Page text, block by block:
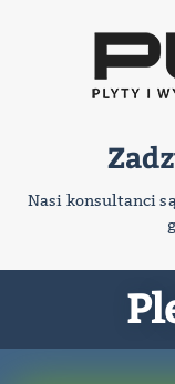
Nasi konsultanci